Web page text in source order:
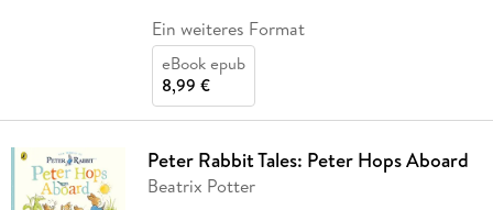
Ein weiteres Format
eBook epub
8,99 €
Peter Rabbit Tales: Peter Hops Aboard
Beatrix Potter